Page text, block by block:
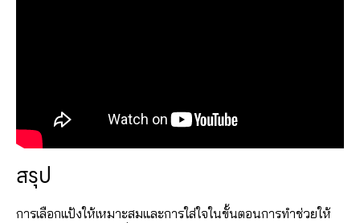
สรุป
การเลือกแป้งให้เหมาะสมและการใส่ใจในขั้นตอนการทำช่วยให้